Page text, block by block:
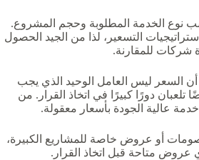
نوع الخدمة المطلوبة وحجم المشروع.
التسعير، لذا من الجيد الحصول
للمقارنة.
أن السعر ليس العامل الوحيد الذي يجب
تلعبان دورًا كبيرًا في اتخاذ القرار. من
عالية الجودة بأسعار معقولة.
أو عروض خاصة للمشاريع الكبيرة،
عروض متاحة قبل اتخاذ القرار.